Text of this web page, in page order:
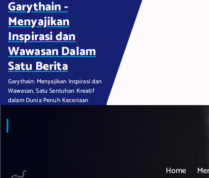
n
Garythain -
Menyajikan
Inspirasi dan
Wawasan Dalam
Satu Berita
Garythain: Menyajikan Inspirasi dan
Wawasan, Satu Sentuhan Kreatif
dalam Dunia Penuh Keceriaan
Home